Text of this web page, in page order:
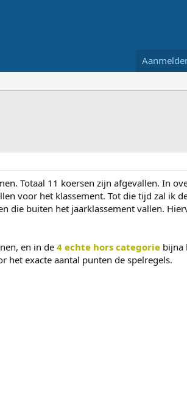
Totaal 11 koersen zijn afgevallen. In
voor het klassement. Tot die tijd zal ik
die buiten het jaarklassement vallen.
en in de 4 echte hors categorie bijna
het exacte aantal punten de spelregels.